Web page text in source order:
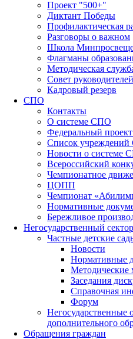
Проект "500+"
Диктант Победы
Профилактическая
Разговоры о важном
Школа
Флагманы
Методическая
Совет руководителей
Кадровый резерв
СПО
Контакты
О системе СПО
Федеральный
Список
Новости о системе
Всероссийский
Чемпионатное
ЦОПП
Чемпионат
Нормативные
Бережливое
Негосударственный сектор
Частные детские
Новости
Нормативные
Методические
Заседания
Справочная
Форум
Негосударственные
дополнительного
Обращения граждан